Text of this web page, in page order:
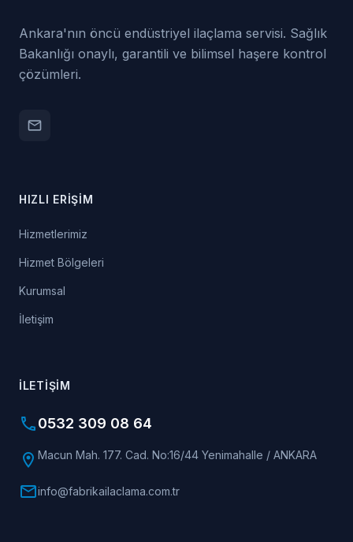
Ankara'nın öncü endüstriyel ilaçlama servisi. Sağlık
Bakanlığı onaylı, garantili ve bilimsel haşere kontrol
çözümleri.
email
HIZLI ERIŞIM
Hizmetlerimiz
Hizmet Bölgeleri
Kurumsal
İletişim
İLETIŞIM
phone0532 309 08 64
location_on Macun Mah. 177. Cad. No:16/44 Yenimahalle / ANKARA
mailinfo@fabrikailaclama.com.tr